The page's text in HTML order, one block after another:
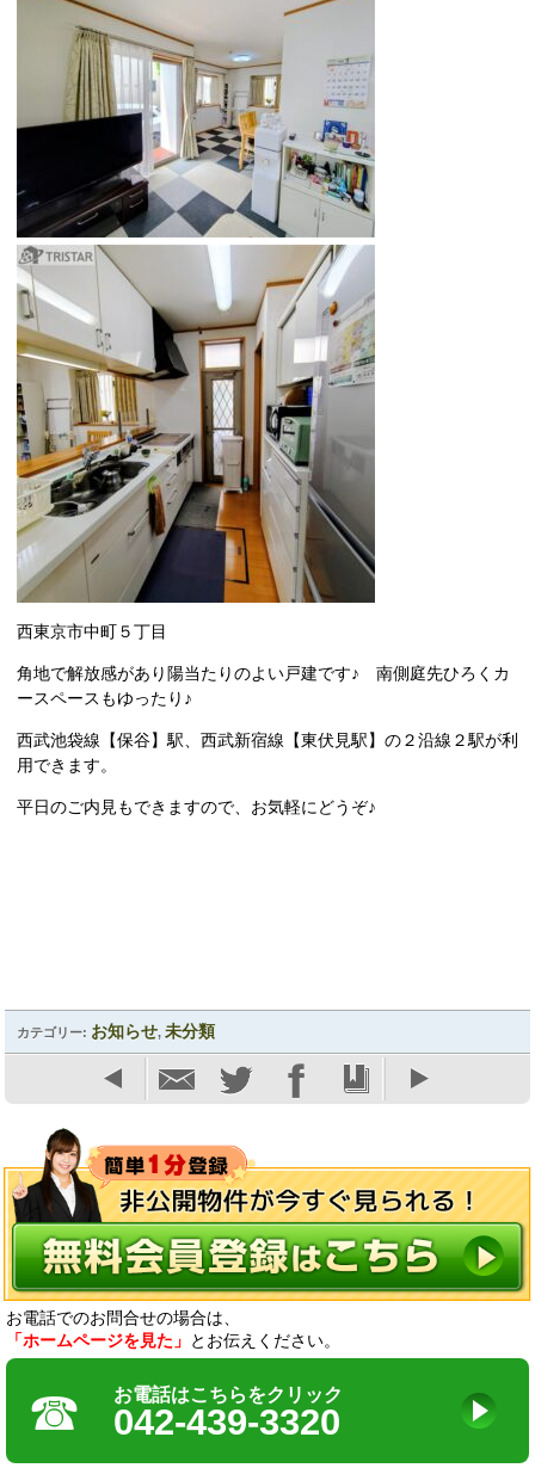
西東京市中町５丁目
角地で解放感があり陽当たりのよい戸建です♪ 南側庭先ひろくカ
ースペースもゆったり♪
西武池袋線【保谷】駅、西武新宿線【東伏見駅】の２沿線２駅が利
用できます。
平日のご内見もできますので、お気軽にどうぞ♪
カテゴリー: お知らせ, 未分類
お電話でのお問合せの場合は、
「ホームページを見た」 とお伝えください。
☎ お電話はこちらをクリック
042-439-3320